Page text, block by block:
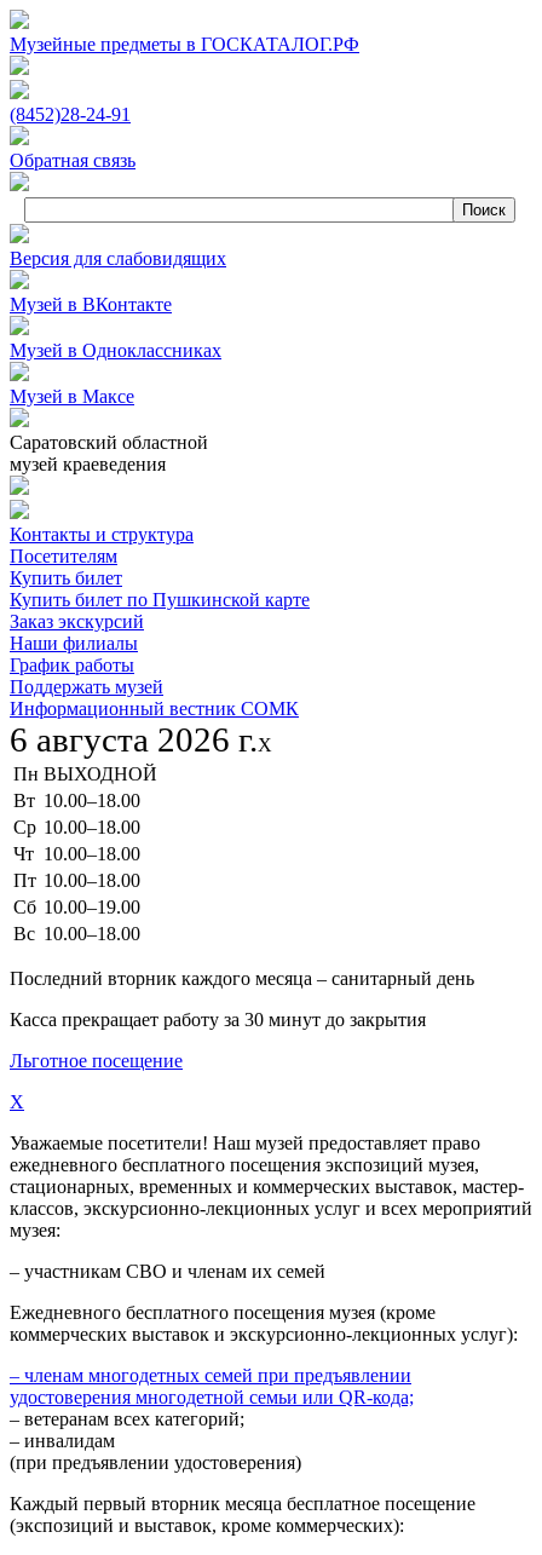
Музейные предметы в ГОСКАТАЛОГ.РФ
(8452)28‑24‑91
Обратная связь
Версия для слабовидящих
Музей в ВКонтакте
Музей в Одноклассниках
Музей в Максе
Саратовский областной
музей краеведения
Контакты и структура
Посетителям
Купить билет
Купить билет по Пушкинской карте
Заказ экскурсий
Наши филиалы
График работы
Поддержать музей
Информационный вестник СОМК
6 августа 2026 г.X
Пн ВЫХОДНОЙ
Вт 10.00–18.00
Ср 10.00–18.00
Чт 10.00–18.00
Пт 10.00–18.00
Сб 10.00–19.00
Вс 10.00–18.00
Последний вторник каждого месяца – санитарный день
Касса прекращает работу за 30 минут до закрытия
Льготное посещение
X
Уважаемые посетители! Наш музей предоставляет право
ежедневного бесплатного посещения экспозиций музея,
стационарных, временных и коммерческих выставок, мастер-
классов, экскурсионно-лекционных услуг и всех мероприятий
музея:
– участникам СВО и членам их семей
Ежедневного бесплатного посещения музея (кроме
коммерческих выставок и экскурсионно-лекционных услуг):
– членам многодетных семей при предъявлении
удостоверения многодетной семьи или QR-кода;
– ветеранам всех категорий;
– инвалидам
(при предъявлении удостоверения)
Каждый первый вторник месяца бесплатное посещение
(экспозиций и выставок, кроме коммерческих):